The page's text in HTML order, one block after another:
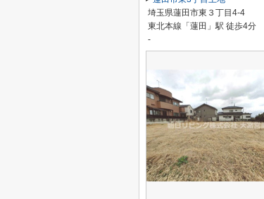
埼玉県蓮田市東３丁目4-4
東北本線「蓮田」駅 徒歩4分
-